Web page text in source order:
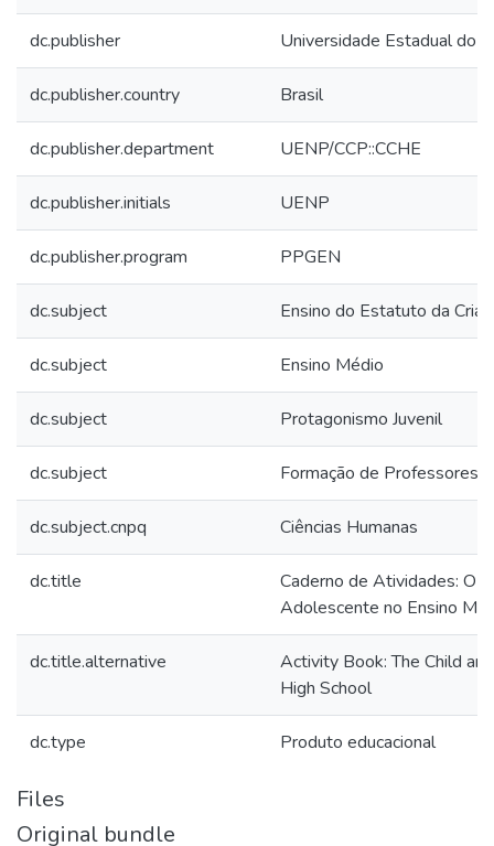
dc.publisher Universidade Estadual do
dc.publisher.country Brasil
dc.publisher.department UENP/CCP::CCHE
dc.publisher.initials UENP
dc.publisher.program PPGEN
dc.subject Ensino do Estatuto da
dc.subject Ensino Médio
dc.subject Protagonismo Juvenil
dc.subject Formação de Professores
dc.subject.cnpq Ciências Humanas
dc.title
Caderno de Atividades: O
Adolescente no Ensino
dc.title.alternative
Activity Book: The Child
High School
dc.type Produto educacional
Files
Original bundle